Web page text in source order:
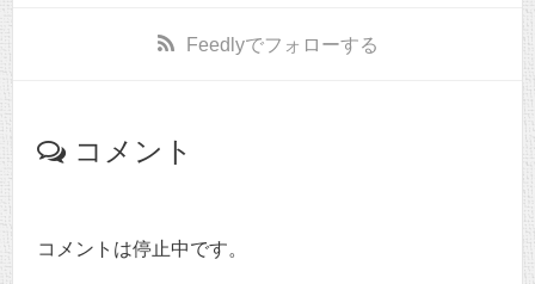
Feedlyでフォローする
コメント
コメントは停止中です。